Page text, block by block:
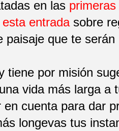
en las
esta entradasobre
paisaje que te
tiene por misión
vida más larga a
en cuenta para dar
longevas tus